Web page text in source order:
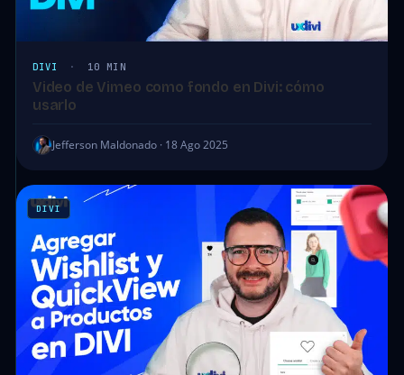
DIVI · 10 MIN
Video de Vimeo como fondo en Divi: cómo
usarlo
Jefferson Maldonado · 18 Ago 2025
DIVI